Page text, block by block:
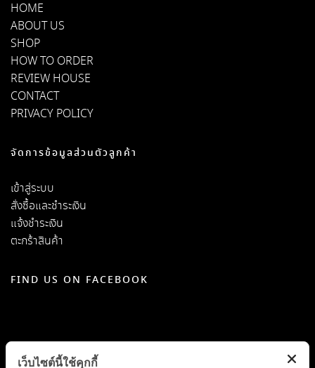
HOME
ABOUT US
SHOP
HOW TO ORDER
REVIEW HOUSE
CONTACT
PRIVACY POLICY
จัดการข้อมูลส่วนตัวลูกค้า
เข้าสู่ระบบ
สั่งซื้อและชำระเงิน
แจ้งชำระเงิน
ตะกร้าสินค้า
FIND US ON FACEBOOK
เว็บไซต์นี้ใช้คุกกี้